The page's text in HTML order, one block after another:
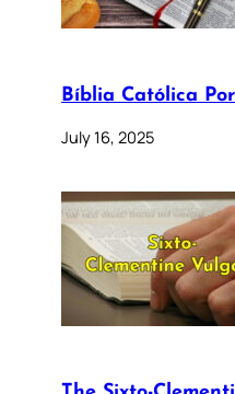
Bíblia Católica
July 16, 2025